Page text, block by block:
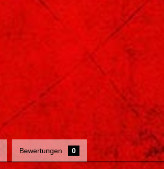
Bewertungen 0